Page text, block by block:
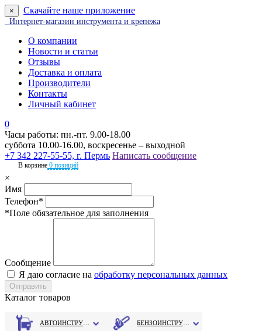
× Скачайте наше приложение
Интернет-магазин инструмента и крепежа
О компании
Новости и статьи
Отзывы
Доставка и оплата
Производители
Контакты
Личный кабинет
0
Часы работы: пн.-пт. 9.00-18.00
суббота 10.00-16.00, воскресенье – выходной
+7 342 227-55-55, г. Пермь Написать сообщение
В корзине 0 позиций
×
Имя
Телефон*
*Поле обязательное для заполнения
Сообщение
Я даю согласие на обработку персональных данных
Каталог товаров